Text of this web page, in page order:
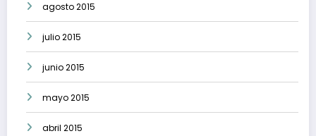
agosto 2015
julio 2015
junio 2015
mayo 2015
abril 2015